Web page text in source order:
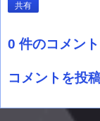
共有
0 件のコメン
コメントを投